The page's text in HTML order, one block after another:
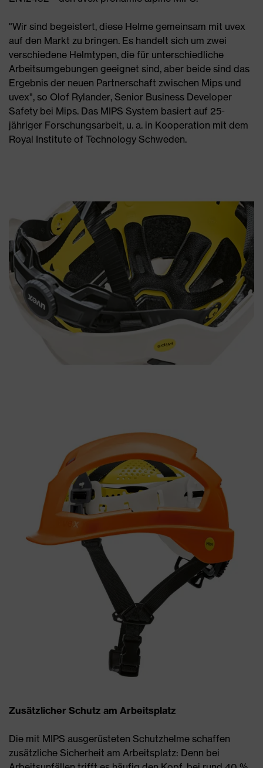
"Wir sind begeistert, diese Helme gemeinsam mit uvex
auf den Markt zu bringen. Es handelt sich um zwei
verschiedene Helmtypen, die für unterschiedliche
Arbeitsumgebungen geeignet sind, aber beide sind das
Ergebnis der neuen Partnerschaft zwischen Mips und
uvex", so Olof Rylander, Senior Business Developer
Safety bei Mips. Das MIPS System basiert auf 25-
jähriger Forschungsarbeit, u. a. in Kooperation mit dem
Royal Institute of Technology Schweden.
Zusätzlicher Schutz am Arbeitsplatz
Die mit MIPS ausgerüsteten Schutzhelme schaffen
zusätzliche Sicherheit am Arbeitsplatz: Denn bei